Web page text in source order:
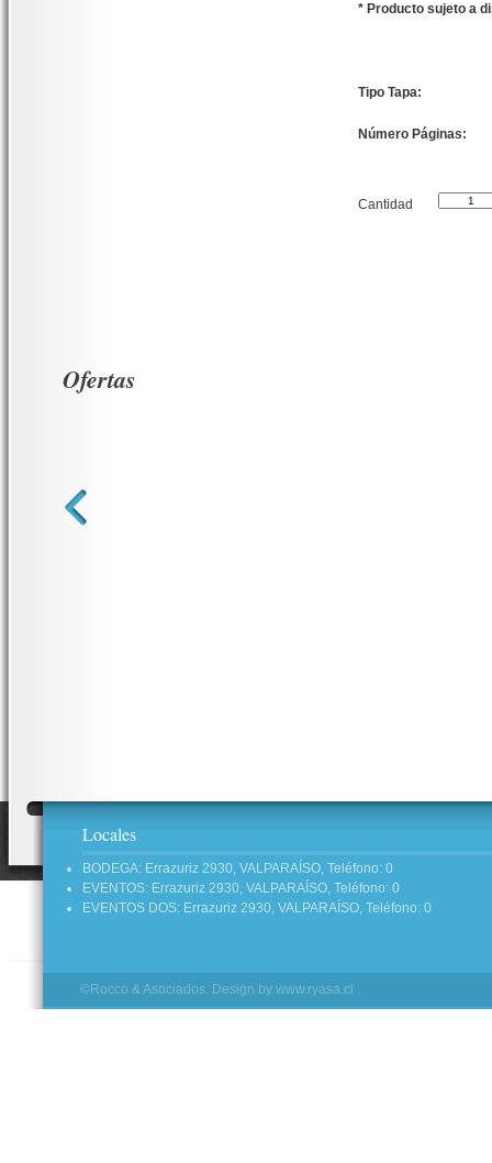
* Producto sujeto a
Tipo Tapa:
Número Páginas:
Cantidad
Ofertas
Locales
BODEGA: Errazuriz 2930, VALPARAÍSO, Teléfono: 0
EVENTOS: Errazuriz 2930, VALPARAÍSO, Teléfono: 0
EVENTOS DOS: Errazuriz 2930, VALPARAÍSO, Teléfono: 0
©Rocco & Asociados. Design by www.ryasa.cl